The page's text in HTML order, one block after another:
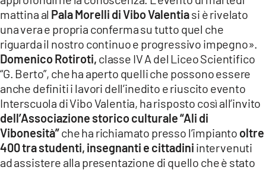
LACAPITALENEWS.IT
App
ANDROID
APPLE
mattina al Pala Morelli di Vibo Valentiasi è rivelato
una vera e propria conferma su tutto quel che
riguarda il nostro continuo e progressivo impegno».
Domenico Rotiroti, classe IV A del Liceo Scientifico
“G. Berto”, che ha aperto quelli che possono essere
anche definiti i lavori dell’inedito e riuscito evento
Interscuola di Vibo Valentia, ha risposto così all’invito
dell’Associazione storico culturale “Ali di
Vibonesità”che ha richiamato presso l’impianto oltre
400 tra studenti, insegnanti e cittadini intervenuti
ad assistere alla presentazione di quello che è stato